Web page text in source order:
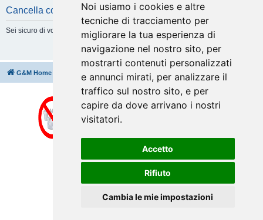
Noi usiamo i cookies e altre
tecniche di tracciamento per
migliorare la tua esperienza di
navigazione nel nostro sito, per
mostrarti contenuti personalizzati
e annunci mirati, per analizzare il
traffico sul nostro sito, e per
capire da dove arrivano i nostri
visitatori.
Accetto
Rifiuto
Cambia le mie impostazioni
Cancella cookie
Sei sicuro di volere cancellare tutti i cookie di questa Board?
G&M Home Tutti gli orari sonoUTC+02:00
Cancella cookie
phpBB® Forum Software © phpBB Limited